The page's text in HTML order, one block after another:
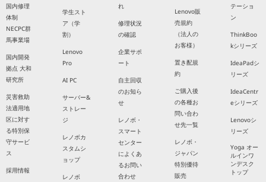
国内修理
体制
NECPC群
馬事業場
国内開発
拠点 大和
研究所
災害救助
法適用地
区に対す
る特別保
守サービ
ス
採用情報
学生スト
ア（学
割）
Lenovo
Pro
AI PC
サーバー&
ストレー
ジ
レノボカ
スタムシ
ョップ
レノボ
れ
修理状況
の確認
企業サポ
ート
自主回収
のお知ら
せ
レノボ・
スマート
センター
によくあ
るお問い
合わせ
Lenovo販
売規約
（法人の
お客様）
置き配規
約
ご購入後
の各種お
問い合わ
せ先一覧
レノボ・
ジャパン
特別優待
販売
テーショ
ン
ThinkBoo
kシリーズ
IdeaPadシ
リーズ
IdeaCentr
eシリーズ
Lenovoシ
リーズ
Yoga オー
ルインワ
ンデスク
トップ